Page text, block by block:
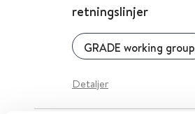
retningslinjer
GRADE working group
Detaljer